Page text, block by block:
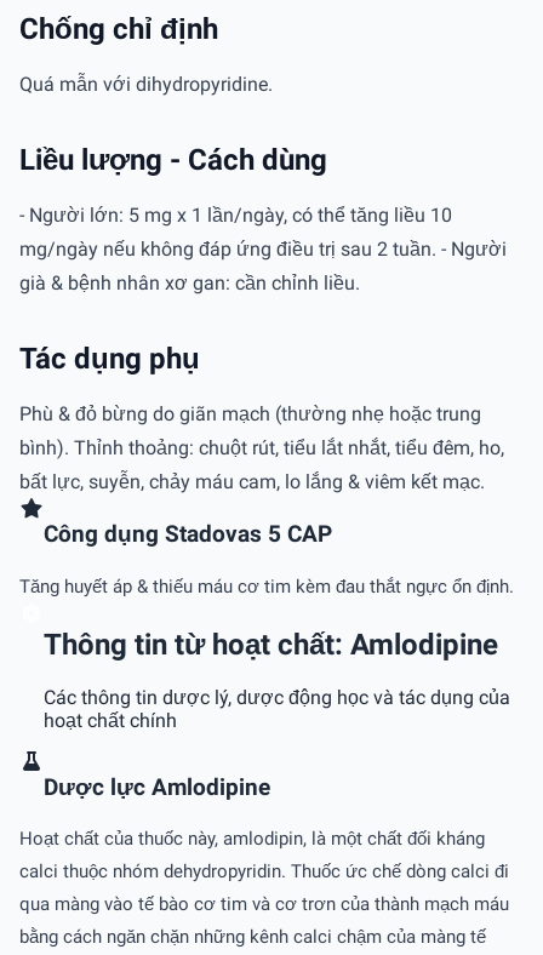
Chống chỉ định
Quá mẫn với dihydropyridine.
Liều lượng - Cách dùng
- Người lớn: 5 mg x 1 lần/ngày, có thể tăng liều 10
mg/ngày nếu không đáp ứng điều trị sau 2 tuần. - Người
già & bệnh nhân xơ gan: cần chỉnh liều.
Tác dụng phụ
Phù & đỏ bừng do giãn mạch (thường nhẹ hoặc trung
bình). Thỉnh thoảng: chuột rút, tiểu lắt nhắt, tiểu đêm, ho,
bất lực, suyễn, chảy máu cam, lo lắng & viêm kết mạc.
Công dụng Stadovas 5 CAP
Tăng huyết áp & thiếu máu cơ tim kèm đau thắt ngực ổn định.
Thông tin từ hoạt chất: Amlodipine
Các thông tin dược lý, dược động học và tác dụng của
hoạt chất chính
Dược lực Amlodipine
Hoạt chất của thuốc này, amlodipin, là một chất đối kháng
calci thuộc nhóm dehydropyridin. Thuốc ức chế dòng calci đi
qua màng vào tế bào cơ tim và cơ trơn của thành mạch máu
bằng cách ngăn chặn những kênh calci chậm của màng tế